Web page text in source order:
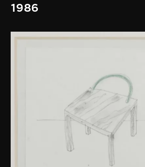
1986